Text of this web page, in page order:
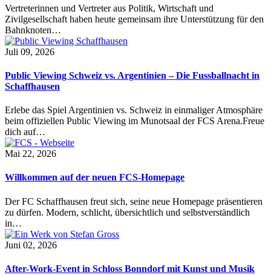
Vertreterinnen und Vertreter aus Politik, Wirtschaft und
Zivilgesellschaft haben heute gemeinsam ihre Unterstützung für den
Bahnknoten…
Juli 09, 2026
Public Viewing Schweiz vs. Argentinien – Die Fussballnacht in
Schaffhausen
Erlebe das Spiel Argentinien vs. Schweiz in einmaliger Atmosphäre
beim offiziellen Public Viewing im Munotsaal der FCS Arena.Freue
dich auf…
Mai 22, 2026
Willkommen auf der neuen FCS-Homepage
Der FC Schaffhausen freut sich, seine neue Homepage präsentieren
zu dürfen. Modern, schlicht, übersichtlich und selbstverständlich
in…
Juni 02, 2026
After-Work-Event in Schloss Bonndorf mit Kunst und Musik